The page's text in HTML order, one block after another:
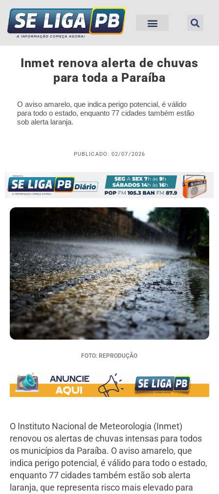
Inmet renova alerta de chuvas
para toda a Paraíba
O aviso amarelo, que indica perigo potencial, é válido
para todo o estado, enquanto 77 cidades também estão
sob alerta laranja.
PUBLICADO: 02/07/2026
FOTO: REPRODUÇÃO
O Instituto Nacional de Meteorologia (Inmet)
renovou os alertas de chuvas intensas para todos
os municípios da Paraíba. O aviso amarelo, que
indica perigo potencial, é válido para todo o estado,
enquanto 77 cidades também estão sob alerta
laranja, que representa risco mais elevado para